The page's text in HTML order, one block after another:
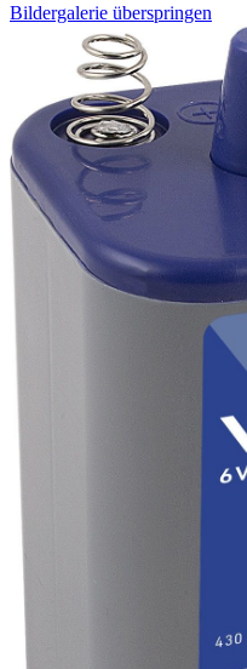
Bildergalerie überspringen